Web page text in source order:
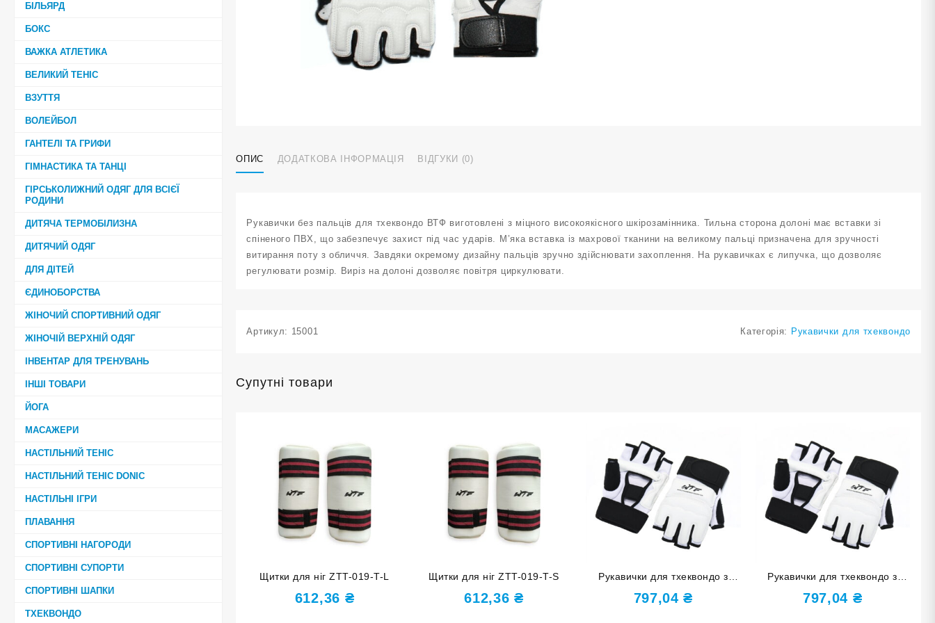
БІЛЬЯРД
БОКС
ВАЖКА АТЛЕТИКА
ВЕЛИКИЙ ТЕНІС
ВЗУТТЯ
ВОЛЕЙБОЛ
ГАНТЕЛІ ТА ГРИФИ
ГІМНАСТИКА ТА ТАНЦІ
ГІРСЬКОЛИЖНИЙ ОДЯГ ДЛЯ ВСІЄЇ
РОДИНИ
ДИТЯЧА ТЕРМОБІЛИЗНА
ДИТЯЧИЙ ОДЯГ
ДЛЯ ДІТЕЙ
ЄДИНОБОРСТВА
ЖІНОЧИЙ СПОРТИВНИЙ ОДЯГ
ЖІНОЧІЙ ВЕРХНІЙ ОДЯГ
ІНВЕНТАР ДЛЯ ТРЕНУВАНЬ
ІНШІ ТОВАРИ
ЙОГА
МАСАЖЕРИ
НАСТІЛЬНИЙ ТЕНІС
НАСТІЛЬНИЙ ТЕНІС DONIC
НАСТІЛЬНІ ІГРИ
ПЛАВАННЯ
СПОРТИВНІ НАГОРОДИ
СПОРТИВНІ СУПОРТИ
СПОРТИВНІ ШАПКИ
ТХЕКВОНДО
ОПИС ДОДАТКОВА ІНФОРМАЦІЯ ВІДГУКИ (0)
Рукавички без пальців для тхеквондо ВТФ виготовлені з міцного високоякісного шкірозамінника. Тильна сторона долоні має вставки зі
спіненого ПВХ, що забезпечує захист під час ударів. М’яка вставка із махрової тканини на великому пальці призначена для зручності
витирання поту з обличчя. Завдяки окремому дизайну пальців зручно здійснювати захоплення. На рукавичках є липучка, що дозволяє
регулювати розмір. Виріз на долоні дозволяє повітря циркулювати.
Артикул: 15001 Категорія: Рукавички для тхеквондо
Супутні товари
Щитки для ніг ZTT-019-T-L
612,36 ₴
Щитки для ніг ZTT-019-T-S
612,36₴
Рукавички для тхеквондо з
напульсником розмір М ZZT-
004 M
797,04₴
Рукавички для тхеквондо з
напульсником розмір S ZZT-
004 S
797,04 ₴